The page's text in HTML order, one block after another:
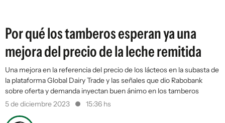
Por qué los tamberos esperan ya una
mejora del precio de la leche remitida
Una mejora en la referencia del precio de los lácteos en la subasta de
la plataforma Global Dairy Trade y las señales que dio Rabobank
sobre oferta y demanda inyectan buen ánimo en los tamberos
5 de diciembre 2023
15:36 hs